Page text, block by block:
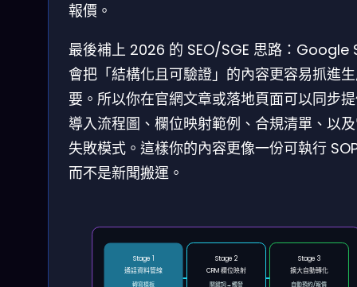
報價。
最後補上 2026 的 SEO/SGE 思路：Google
會把「結構化且可驗證」的內容更容易抓進
要。所以你在官網文章或落地頁面可以同步
導入流程圖、欄位映射範例、合規清單、以
失敗模式。這樣你的內容更像一份可執行
而不是新聞搬運。
Stage 1
通話資料管線
轉寫模板
Stage 2
CRM 欄位映射
關鍵詞→觸發
Stage 3
擴大自動轉化
自動預約/報價